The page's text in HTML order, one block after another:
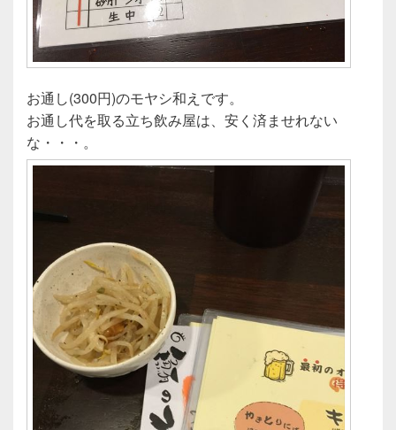
お通し(300円)のモヤシ和えです。
お通し代を取る立ち飲み屋は、安く済ませれない
な・・・。